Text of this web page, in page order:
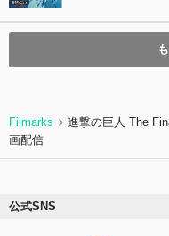
Filmarks
進撃の巨人 The
画配信
公式SNS